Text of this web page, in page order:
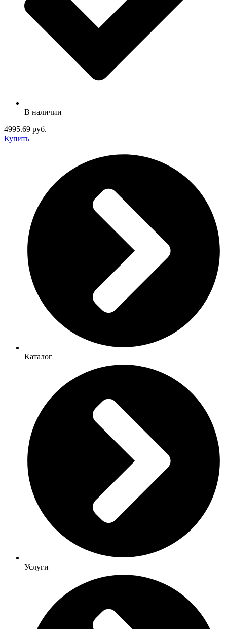
В наличии
4995.69 руб.
Купить
Каталог
Услуги